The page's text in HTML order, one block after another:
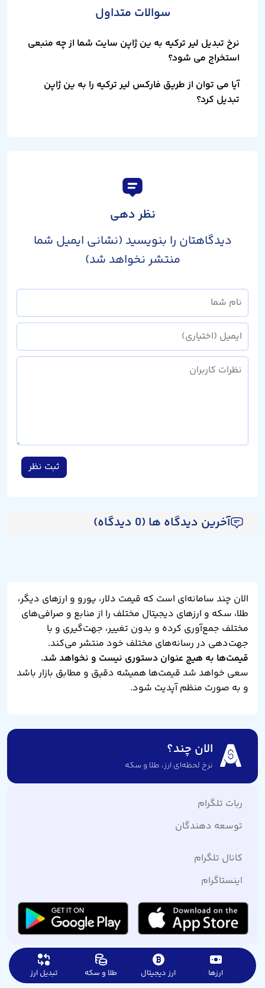
ارزها ارز دیجیتال طلا و سکه تبدیل ارز
سوالات متداول
نرخ تبدیل لیر ترکیه به ین ژاپن سایت شما از چه منبعی
استخراج می شود؟
آیا می توان از طریق فارکس لیر ترکیه را به ین ژاپن
تبدیل کرد؟
نظر دهی
دیدگاهتان را بنویسید (نشانی ایمیل شما
منتشر نخواهد شد)
ثبت نظر
آخرین دیدگاه ها (0 دیدگاه)
الان چند سامانه‌ای است که قیمت دلار، یورو و ارزهای دیگر،
طلا، سکه و ارزهای دیجیتال مختلف را از منابع و صرافی‌های
مختلف جمع‌آوری کرده و بدون تغییر، جهت‌گیری و با
جهت‌دهی در رسانه‌های مختلف خود منتشر می‌کند.
قیمت‌ها به هیچ عنوان دستوری نیست و نخواهد شد.
سعی خواهد شد قیمت‌ها همیشه دقیق و مطابق بازار باشد
و به صورت منظم آپدیت شود.
الان چند؟
نرخ لحظه‌ای ارز،‌ طلا و سکه
ربات تلگرام
توسعه دهندگان
کانال تلگرام
اینستاگرام